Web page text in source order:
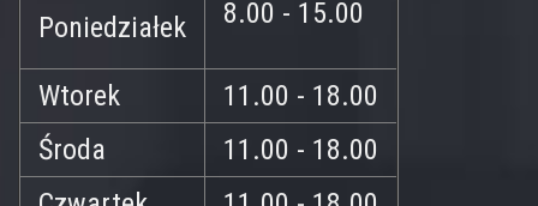
Poniedziałek 8.00 - 15.00
Wtorek
11.00 - 18.00
Środa
11.00 - 18.00